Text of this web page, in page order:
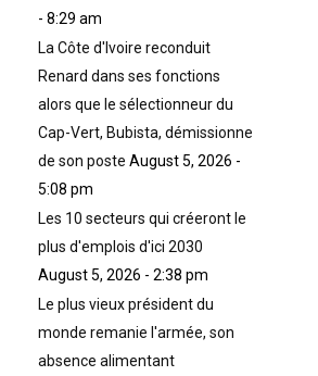
- 8:29 am
La Côte d'Ivoire reconduit
Renard dans ses fonctions
alors que le sélectionneur du
Cap-Vert, Bubista, démissionne
de son poste August 5, 2026 -
5:08 pm
Les 10 secteurs qui créeront le
plus d'emplois d'ici 2030
August 5, 2026 - 2:38 pm
Le plus vieux président du
monde remanie l'armée, son
absence alimentant